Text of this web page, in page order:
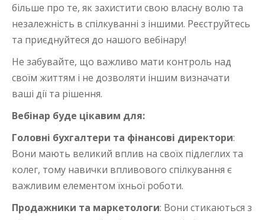
більше про те, як захистити свою власну волю та
незалежність в спілкуванні з іншими. Реєструйтесь
та приєднуйтеся до нашого вебінару!
Не забувайте, що важливо мати контроль над
своїм життям і не дозволяти іншим визначати
ваші дії та рішення.
Вебінар буде цікавим для:
Головні бухгалтери та фінансові директори:
Вони мають великий вплив на своїх підлеглих та
колег, тому навички впливового спілкування є
важливим елементом їхньої роботи.
Продажники та маркетологи: Вони стикаються з